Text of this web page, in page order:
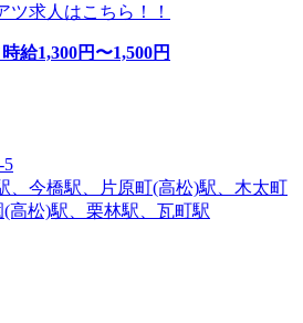
ツ求人はこちら！！
時給1,300円〜1,500円
5
、今橋駅、片原町(高松)駅、木太町
高松)駅、栗林駅、瓦町駅